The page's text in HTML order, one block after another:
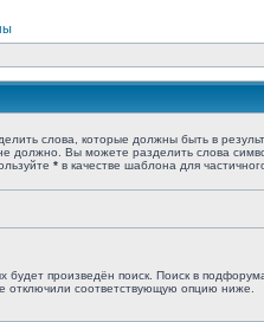
слова, которые должны быть в
не должно. Вы можете разделить слова
* в качестве шаблона для
произведён поиск. Поиск в
отключили соответствующую опцию ниже.